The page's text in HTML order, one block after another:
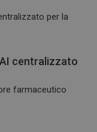
AI centralizzato
farmaceutico